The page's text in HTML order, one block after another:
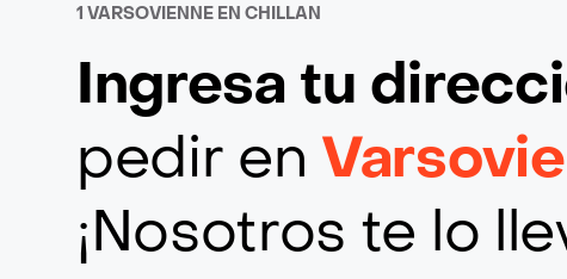
1 VARSOVIENNE EN CHILLAN
Ingresa tu
pedir en
¡Nosotros te lo